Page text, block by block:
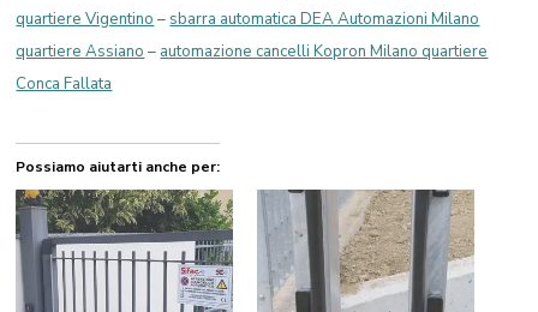
quartiere Vigentino – sbarra automatica DEA Automazioni Milano
quartiere Assiano – automazione cancelli Kopron Milano quartiere
Conca Fallata
Possiamo aiutarti anche per: